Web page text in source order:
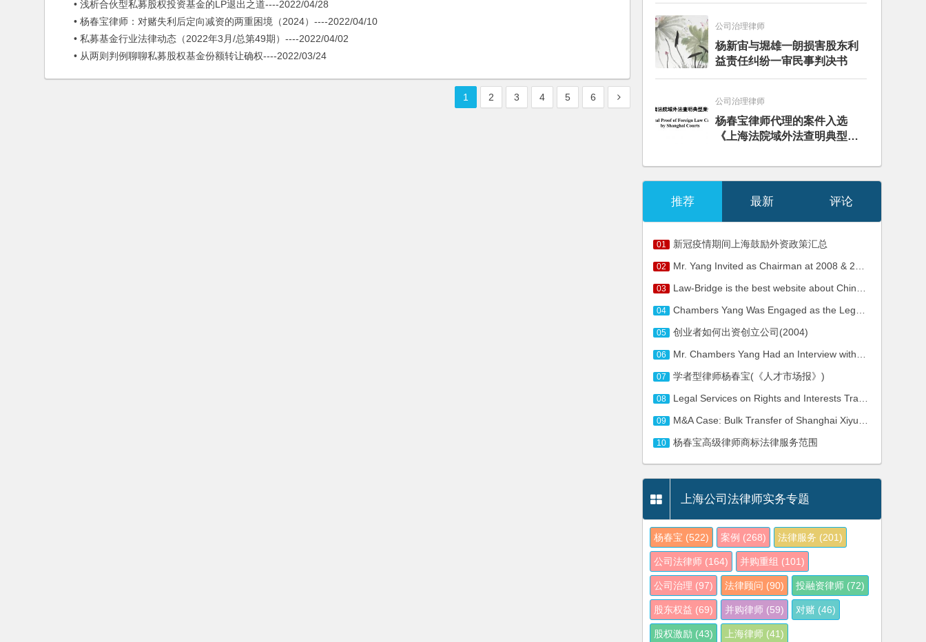
• 浅析合伙型私募股权投资基金的LP退出之道----2022/04/28
• 杨春宝律师：对赌失利后定向减资的两重困境（2024）----2022/04/10
• 私募基金行业法律动态（2022年3月/总第49期）----2022/04/02
• 从两则判例聊聊私募股权基金份额转让确权----2022/03/24
1 2 3 4 5 6
公司治理律师
杨新宙与堀雄一朗损害股东利
益责任纠纷一审民事判决书
公司治理律师
杨春宝律师代理的案件入选
《上海法院域外法查明典型案
推荐 最新 评论
01 新冠疫情期间上海鼓励外资政策汇总
02 Mr. Yang Invited as Chairman at 2008 & 2nd Annual New Environment for Foreign Investment in China
03 Law-Bridge is the best website about Chinese IT Law up to now.
04 Chambers Yang Was Engaged as the Legal Counsel of HKR GenRx Holdings Limited
05 创业者如何出资创立公司(2004)
06 Mr. Chambers Yang Had an Interview with the Journalist of Press TV on the Security Review on Foreign M&A
07 学者型律师杨春宝(《人才市场报》)
08 Legal Services on Rights and Interests Transfer of Real Estate of Plot No.86, Yili Road
09 M&A Case: Bulk Transfer of Shanghai Xiyuan Hotel
10 杨春宝高级律师商标法律服务范围
上海公司法律师实务专题
杨春宝 (522) 案例 (268) 法律服务 (201)
公司法律师 (164) 并购重组 (101)
公司治理 (97) 法律顾问 (90) 投融资律师 (72)
股东权益 (69) 并购律师 (59) 对赌 (46)
股权激励 (43) 上海律师 (41)